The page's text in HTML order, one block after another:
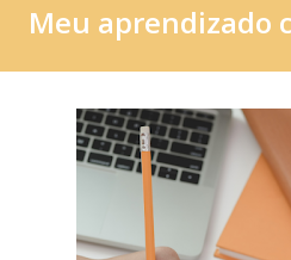
Meu aprendizado